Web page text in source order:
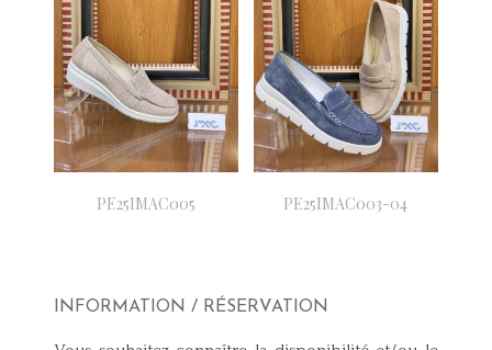
PE25IMAC005 PE25IMAC003-04
INFORMATION / RÉSERVATION